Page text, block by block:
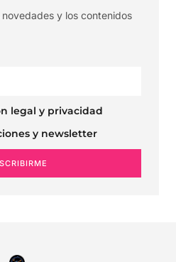
y los contenidos
legal y privacidad
y newsletter